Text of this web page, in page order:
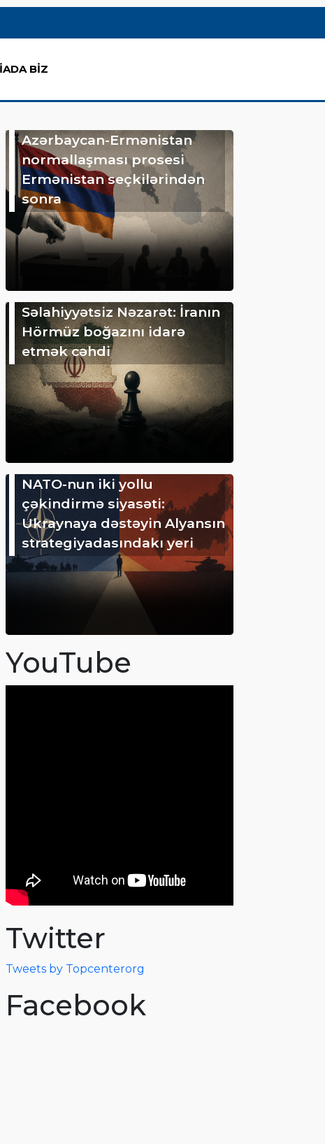
BİZ
Azərbaycan-Ermənistan
normallaşması prosesi
Ermənistan seçkilərindən
sonra
Səlahiyyətsiz Nəzarət: İranın
Hörmüz boğazını idarə
etmək cəhdi
NATO-nun iki yollu
çəkindirmə siyasəti:
Ukraynaya dəstəyin Alyansın
strategiyadasındakı yeri
YouTube
Twitter
Tweets by Topcenterorg
Facebook